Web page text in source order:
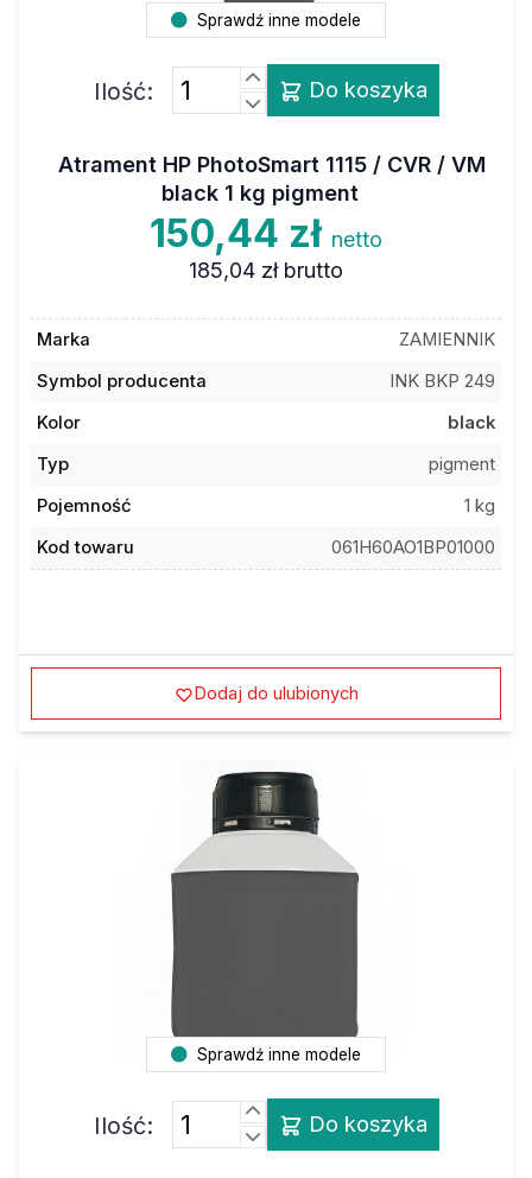
Sprawdź inne modele
Ilość: Do koszyka
Atrament HP PhotoSmart 1115 / CVR / VM
black 1 kg pigment
150,44 zł netto
185,04 zł brutto
Marka
ZAMIENNIK
Symbol producenta
INK BKP 249
Kolor
black
Typ
pigment
Pojemność
1 kg
Kod towaru
061H60AO1BP01000
Dodaj do ulubionych
Sprawdź inne modele
Ilość: Do koszyka